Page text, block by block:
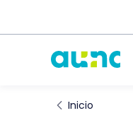
Inicio